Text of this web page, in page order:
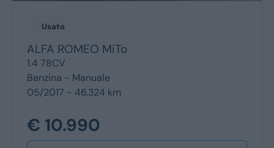
Usato
ALFA ROMEO MiTo
1.4 78CV
Benzina - Manuale
05/2017 - 46.324 km
€ 10.990